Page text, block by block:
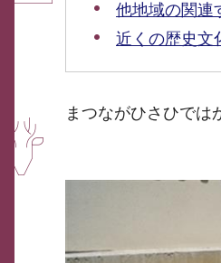
他地域の関連
近くの歴史文
まつながひさひでは